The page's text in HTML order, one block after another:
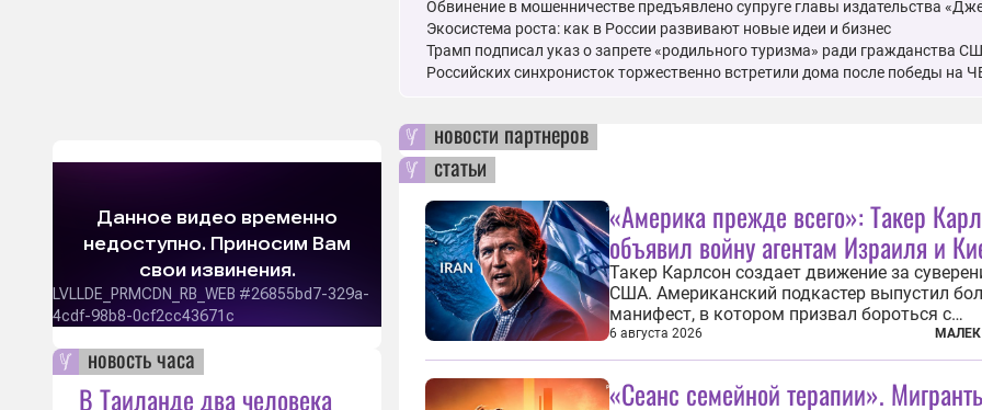
новость часа
В Таиланде два человека
Обвинение в мошенничестве предъявлено супруге главы издательства
Экосистема роста: как в России развивают новые идеи и бизнес
Трамп подписал указ о запрете «родильного туризма» ради гражданства
Российских синхронисток торжественно встретили дома после победы на
новости партнеров
статьи
«Америка прежде всего»: Такер
объявил войну агентам Израиля и
Такер Карлсон создает движение за
США. Американский подкастер выпустил
манифест, в котором призвал бороться с
иностранным влиянием в Штатах, в первую
имея в виду Израиль. А также прекратить
остановить прием мигрантов...
6 августа 2026
«Сеанс семейной терапии».